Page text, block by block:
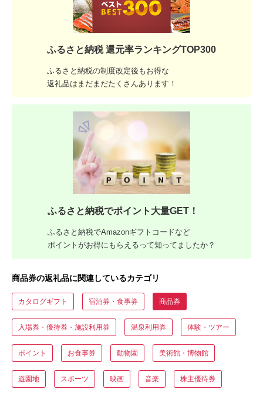
ふるさと納税 還元率ランキングTOP300
ふるさと納税の制度改定後もお得な
返礼品はまだまだたくさんあります！
ふるさと納税でポイント大量GET！
ふるさと納税でAmazonギフトコードなど
ポイントがお得にもらえるって知ってましたか？
商品券の返礼品に関連しているカテゴリ
カタログギフト 宿泊券・食事券 商品券
入場券・優待券・施設利用券 温泉利用券 体験・ツアー
ポイント お食事券 動物園 美術館・博物館
遊園地 スポーツ 映画 音楽 株主優待券